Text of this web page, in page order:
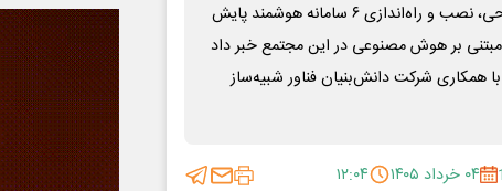
رضا طالبی مدیر مجتمع سنگ‌آهن سنگان از طراحی، نصب و راه‌اندازی ۶ سامانه هوشمند پایش
بر هوش مصنوعی در این مجتمع خبر داد
همکاری شرکت دانش‌بنیان فناور شبیه‌ساز
۰۴ خرداد ۱۴۰۵ ۱۲:۰۴